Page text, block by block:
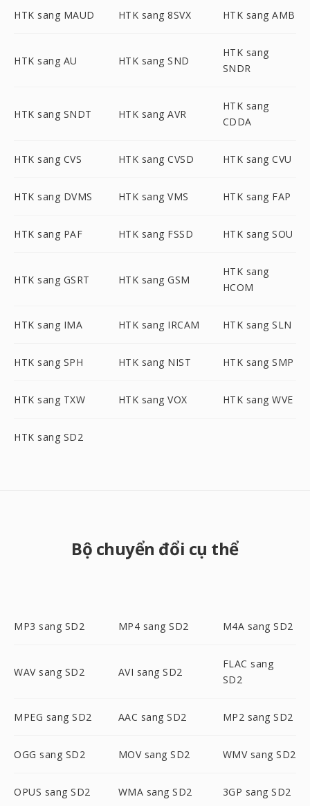
HTK sang MAUD HTK sang 8SVX HTK sang AMB
HTK sang AU HTK sang SND
HTK sang
SNDR
HTK sang SNDT HTK sang AVR
HTK sang
CDDA
HTK sang CVS HTK sang CVSD HTK sang CVU
HTK sang DVMS HTK sang VMS HTK sang FAP
HTK sang PAF HTK sang FSSD HTK sang SOU
HTK sang GSRT HTK sang GSM
HTK sang
HCOM
HTK sang IMA HTK sang IRCAM HTK sang SLN
HTK sang SPH HTK sang NIST HTK sang SMP
HTK sang TXW HTK sang VOX HTK sang WVE
HTK sang SD2
Bộ chuyển đổi cụ thể
MP3 sang SD2 MP4 sang SD2 M4A sang SD2
WAV sang SD2 AVI sang SD2
FLAC sang
SD2
MPEG sang SD2 AAC sang SD2 MP2 sang SD2
OGG sang SD2 MOV sang SD2 WMV sang SD2
OPUS sang SD2 WMA sang SD2 3GP sang SD2